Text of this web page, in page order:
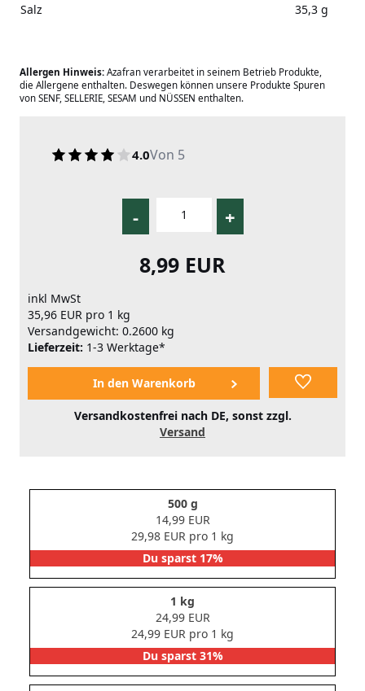
Salz 35,3 g
Allergen Hinweis: Azafran verarbeitet in seinem Betrieb Produkte,
die Allergene enthalten. Deswegen können unsere Produkte Spuren
von SENF, SELLERIE, SESAM und NÜSSEN enthalten.
4.0Von 5
- +
8,99 EUR
inkl MwSt
35,96 EUR pro 1 kg
Versandgewicht: 0.2600 kg
Lieferzeit: 1-3 Werktage*
Versandkostenfrei nach DE, sonst zzgl.
Versand
500 g
14,99 EUR
29,98 EUR pro 1 kg
Du sparst 17%
1 kg
24,99 EUR
24,99 EUR pro 1 kg
Du sparst 31%